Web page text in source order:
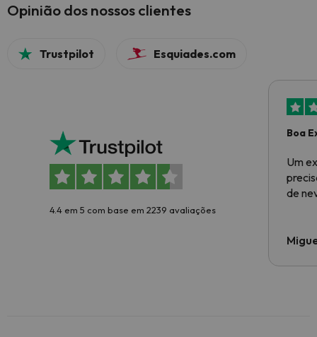
Opinião dos nossos clientes
Trustpilot Esquiades.com
4.4 em 5 com base em 2239 avaliações
Boa
Um
de